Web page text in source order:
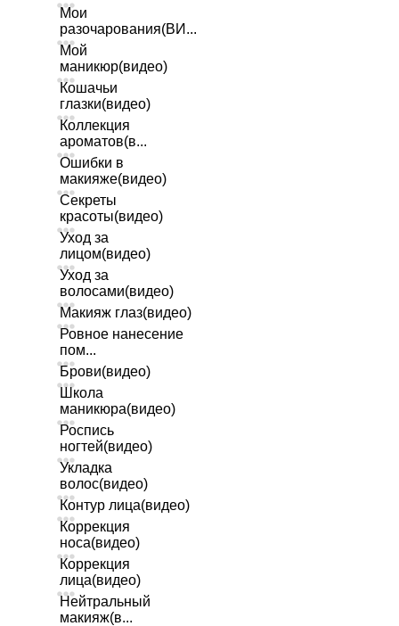
Мои
разочарования(ВИ...
Мой
маникюр(видео)
Кошачьи
глазки(видео)
Коллекция
ароматов(в...
Ошибки в
макияже(видео)
Секреты
красоты(видео)
Уход за
лицом(видео)
Уход за
волосами(видео)
Макияж глаз(видео)
Ровное нанесение
пом...
Брови(видео)
Школа
маникюра(видео)
Роспись
ногтей(видео)
Укладка
волос(видео)
Контур лица(видео)
Коррекция
носа(видео)
Коррекция
лица(видео)
Нейтральный
макияж(в...